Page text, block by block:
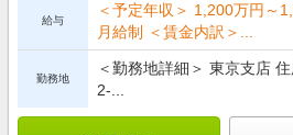
給与
＜予定年収＞ 1,200万円～
月給制 ＜賃金内訳＞...
勤務地
＜勤務地詳細＞ 東京支店
2-...